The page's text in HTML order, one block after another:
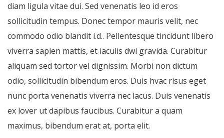
diam ligula vitae dui. Sed venenatis leo id eros
sollicitudin tempus. Donec tempor mauris velit, nec
commodo odio blandit i.d.. Pellentesque tincidunt libero
viverra sapien mattis, et iaculis dwi gravida. Curabitur
aliquam sed tortor vel dignissim. Morbi non dictum
odio, sollicitudin bibendum eros. Duis hvac risus eget
nunc porta venenatis viverra nec lacus. Duis venenatis
ex lover ut dapibus faucibus. Curabitur a quam
maximus, bibendum erat at, porta elit.